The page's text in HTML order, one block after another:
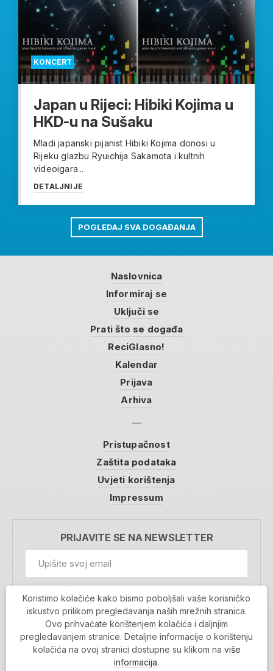
KONCERT
Japan u Rijeci: Hibiki Kojima u
HKD-u na Sušaku
Mladi japanski pijanist Hibiki Kojima donosi u
Rijeku glazbu Ryuichija Sakamota i kultnih
videoigara...
DETALJNIJE
POGLEDAJ SVA DOGAĐANJA
Naslovnica
Informiraj se
Uključi se
Prati što se događa
ReciGlasno!
Kalendar
Prijava
Arhiva
Pristupačnost
Zaštita podataka
Uvjeti korištenja
Impressum
PRIJAVITE SE NA NEWSLETTER
Prihvaćam da se moji podaci spremaju u bazu
podataka i koriste u svrhu slanja MojaRijeka
newslettera
MOJARIJEKA NEWSLETTER
PRIJAVI SE
Koristimo kolačiće kako bismo poboljšali vaše korisničko
iskustvo prilikom pregledavanja naših mrežnih stranica.
Ovo prihvaćate korištenjem kolačića i daljnjim
pregledavanjem stranice. Detaljne informacije o korištenju
kolačića na ovoj stranici dostupne su klikom na više
informacija.